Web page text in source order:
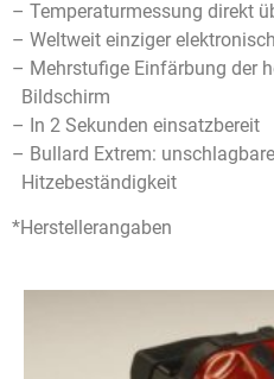
– Temperaturmessung direkt
– Weltweit einziger
– Mehrstufige Einfärbung der
Bildschirm
– In 2 Sekunden einsatzbereit
– Bullard Extrem:
Hitzebeständigkeit
*Herstellerangaben